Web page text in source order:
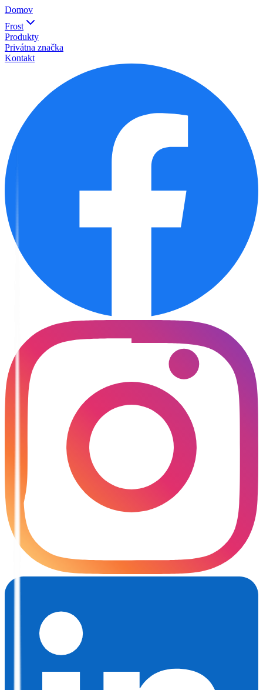
Domov
Frost
Produkty
Privátna značka
Kontakt